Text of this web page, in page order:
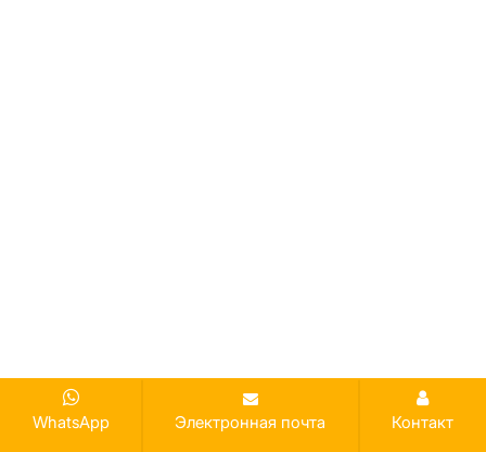
WhatsApp Электронная почта Контакт